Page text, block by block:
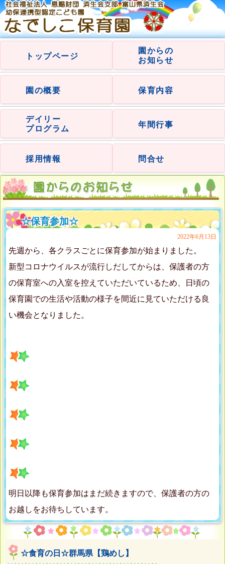
トップページ
園からの
お知らせ
園の概要 保育内容
デイリー
プログラム
年間行事
採用情報 問合せ
☆保育参加☆
2022年6月13日
先週から、各クラスごとに保育参加が始まりました。
新型コロナウイルスが流行しだしてからは、保護者の方
の保育室への入室を控えていただいているため、日頃の
保育園での生活や活動の様子を間近に見ていただける良
い機会となりました。
明日以降も保育参加はまだ続きますので、保護者の方の
お越しをお待ちしています。
☆食育の日☆群馬県【鶏めし】